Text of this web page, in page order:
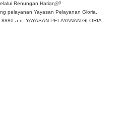
Renungan Harian®?
pelayanan Yayasan Pelayanan Gloria.
a.n. YAYASAN PELAYANAN GLORIA